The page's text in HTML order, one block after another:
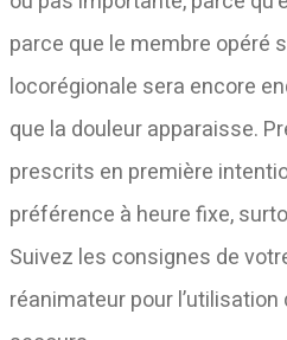
parce que le membre opéré
locorégionale sera encore
que la douleur apparaisse.
prescrits en première
préférence à heure fixe,
Suivez les consignes de
réanimateur pour